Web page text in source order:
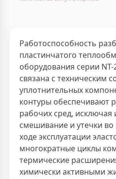
Работоспособность
пластинчатого
оборудования серии
связана с техническим
уплотнительных
контуры обеспечивают
рабочих сред, исключая
смешивание и утечки
ходе эксплуатации
многократные циклы
термические
химически активными